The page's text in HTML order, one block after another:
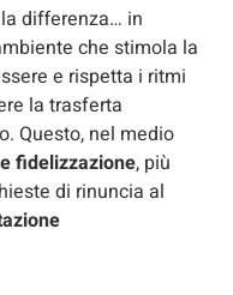
differenza… in
che stimola la
e rispetta i ritmi
la trasferta
Questo, nel medio
fidelizzazione, più
di rinuncia al